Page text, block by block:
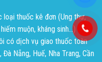
loại thuốc kê đơn (Ung thư,
muộn, kháng sinh...) và
có dịch vụ giao thuốc toàn
Nẵng, Huế, Nha Trang, Cần